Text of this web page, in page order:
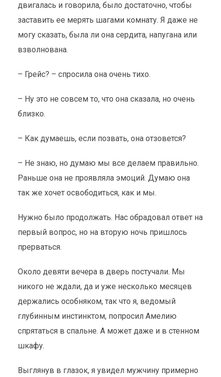
двигалась и говорила, было достаточно, чтобы
заставить ее мерять шагами комнату. Я даже не
могу сказать, была ли она сердита, напугана или
взволнована.
– Грейс? – спросила она очень тихо.
– Ну это не совсем то, что она сказала, но очень
близко.
– Как думаешь, если позвать, она отзовется?
– Не знаю, но думаю мы все делаем правильно.
Раньше она не проявляла эмоций. Думаю она
так же хочет освободиться, как и мы.
Нужно было продолжать. Нас обрадовал ответ на
первый вопрос, но на вторую ночь пришлось
прерваться.
Около девяти вечера в дверь постучали. Мы
никого не ждали, да и уже несколько месяцев
держались особняком, так что я, ведомый
глубинным инстинктом, попросил Амелию
спрятаться в спальне. А может даже и в стенном
шкафу.
Выглянув в глазок, я увидел мужчину примерно